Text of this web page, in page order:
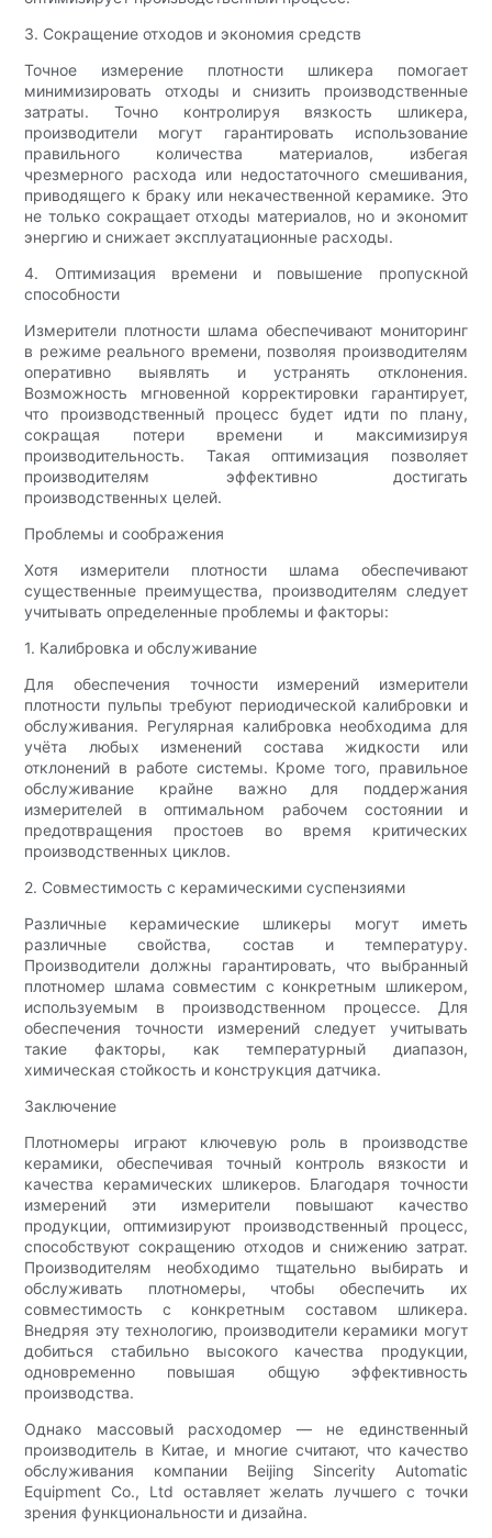
3. Сокращение отходов и экономия средств
Точное измерение плотности шликера помогает
минимизировать отходы и снизить производственные
затраты. Точно контролируя вязкость шликера,
производители могут гарантировать использование
правильного количества материалов, избегая
чрезмерного расхода или недостаточного смешивания,
приводящего к браку или некачественной керамике. Это
не только сокращает отходы материалов, но и экономит
энергию и снижает эксплуатационные расходы.
4. Оптимизация времени и повышение пропускной
способности
Измерители плотности шлама обеспечивают мониторинг
в режиме реального времени, позволяя производителям
оперативно выявлять и устранять отклонения.
Возможность мгновенной корректировки гарантирует,
что производственный процесс будет идти по плану,
сокращая потери времени и максимизируя
производительность. Такая оптимизация позволяет
производителям эффективно достигать
производственных целей.
Проблемы и соображения
Хотя измерители плотности шлама обеспечивают
существенные преимущества, производителям следует
учитывать определенные проблемы и факторы:
1. Калибровка и обслуживание
Для обеспечения точности измерений измерители
плотности пульпы требуют периодической калибровки и
обслуживания. Регулярная калибровка необходима для
учёта любых изменений состава жидкости или
отклонений в работе системы. Кроме того, правильное
обслуживание крайне важно для поддержания
измерителей в оптимальном рабочем состоянии и
предотвращения простоев во время критических
производственных циклов.
2. Совместимость с керамическими суспензиями
Различные керамические шликеры могут иметь
различные свойства, состав и температуру.
Производители должны гарантировать, что выбранный
плотномер шлама совместим с конкретным шликером,
используемым в производственном процессе. Для
обеспечения точности измерений следует учитывать
такие факторы, как температурный диапазон,
химическая стойкость и конструкция датчика.
Заключение
Плотномеры играют ключевую роль в производстве
керамики, обеспечивая точный контроль вязкости и
качества керамических шликеров. Благодаря точности
измерений эти измерители повышают качество
продукции, оптимизируют производственный процесс,
способствуют сокращению отходов и снижению затрат.
Производителям необходимо тщательно выбирать и
обслуживать плотномеры, чтобы обеспечить их
совместимость с конкретным составом шликера.
Внедряя эту технологию, производители керамики могут
добиться стабильно высокого качества продукции,
одновременно повышая общую эффективность
производства.
Однако массовый расходомер — не единственный
производитель в Китае, и многие считают, что качество
обслуживания компании Beijing Sincerity Automatic
Equipment Co., Ltd оставляет желать лучшего с точки
зрения функциональности и дизайна.